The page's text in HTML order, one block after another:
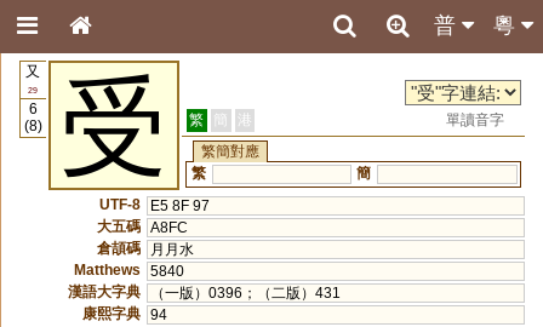
粵
普
又
29
6
(8)
受 繁 簡 港
單讀音字
繁簡對應
繁
簡
UTF-8
E5 8F 97
大五碼 A8FC
倉頡碼
月月水
Matthews
5840
漢語大字典
（一版）0396；（二版）431
康熙字典 94